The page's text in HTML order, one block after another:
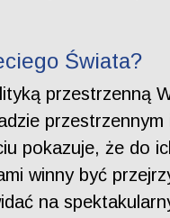
Świata?
przestrzenną
pokazuje, że do
winny być
na